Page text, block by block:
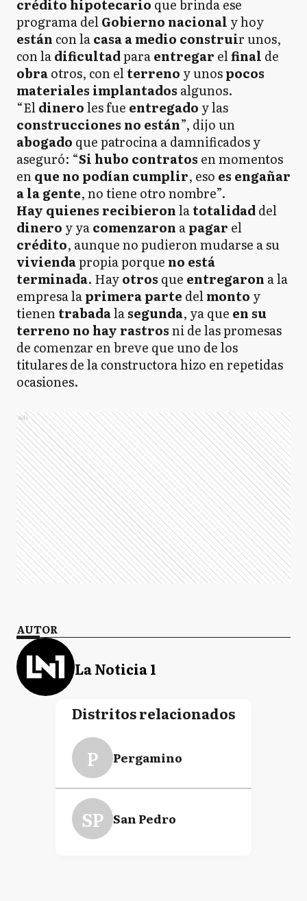
crédito hipotecario que brinda ese
programa delGobierno nacional y hoy
están con lacasa a medio construir unos,
con ladificultadparaentregar elfinal de
obraotros, con elterreno y unospocos
materiales implantados algunos.
“Eldineroles fue entregado y las
construcciones no están”, dijo un
abogado que patrocina a damnificados y
aseguró: “Si hubo contratos en momentos
enque no podían cumplir, eso es engañar
a la gente, no tiene otro nombre”.
Hay quienes recibieronlatotalidaddel
dinero y yacomenzaron apagar el
crédito, aunque no pudieron mudarse a su
viviendapropia porque no está
terminada. Hayotros que entregaron a la
empresa laprimera parte delmonto y
tienentrabadalasegunda, ya que en su
terreno no hay rastrosni de las promesas
de comenzar en breve que uno de los
titulares de la constructora hizo en repetidas
ocasiones.
Ads
AUTOR
La Noticia 1
Distritos relacionados
P Pergamino
SP San Pedro